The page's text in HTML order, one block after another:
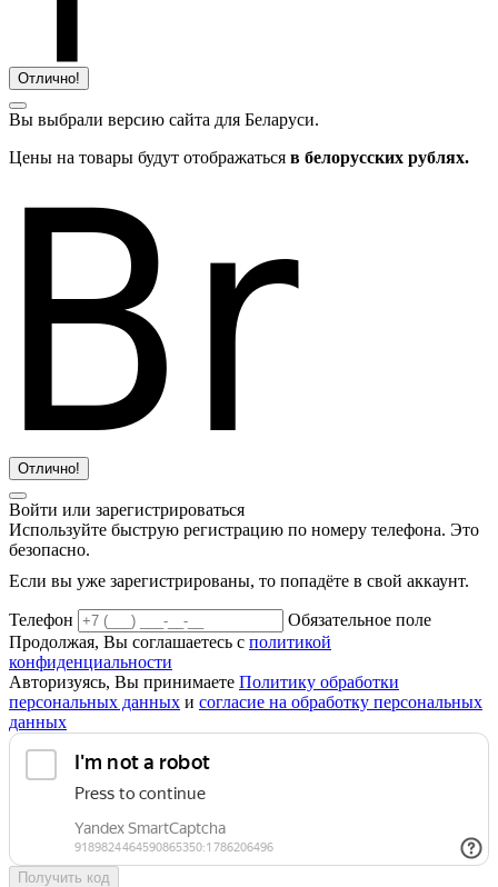
Отлично!
Вы выбрали версию сайта для Беларуси.
Цены на товары будут отображаться в белорусских рублях.
Отлично!
Войти или зарегистрироваться
Используйте быструю регистрацию по номеру телефона. Это
безопасно.
Если вы уже зарегистрированы, то попадёте в свой аккаунт.
Телефон
Обязательное поле
Продолжая, Вы соглашаетесь с политикой
конфиденциальности
Авторизуясь, Вы принимаете Политику обработки
персональных данных и согласие на обработку персональных
данных
Получить код